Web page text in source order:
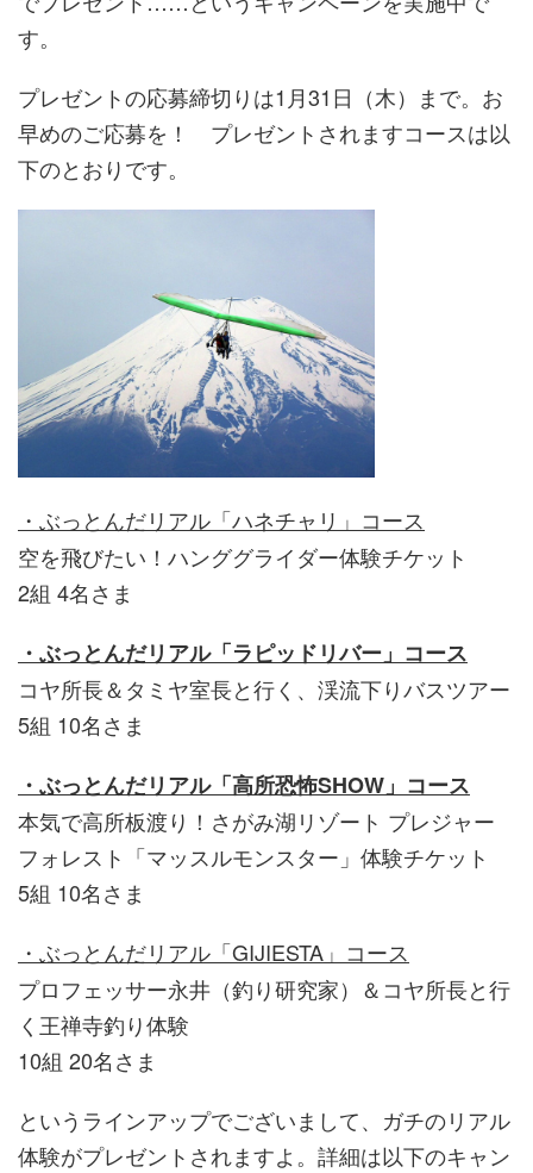
す。
プレゼントの応募締切りは1月31日（木）まで。お
早めのご応募を！ プレゼントされますコースは以
下のとおりです。
・ぶっとんだリアル「ハネチャリ」コース
空を飛びたい！ハンググライダー体験チケット
2組 4名さま
・ぶっとんだリアル「ラピッドリバー」コース
コヤ所長＆タミヤ室長と行く、渓流下りバスツアー
5組 10名さま
・ぶっとんだリアル「高所恐怖SHOW」コース
本気で高所板渡り！さがみ湖リゾート プレジャー
フォレスト「マッスルモンスター」体験チケット
5組 10名さま
・ぶっとんだリアル「GIJIESTA」コース
プロフェッサー永井（釣り研究家）＆コヤ所長と行
く王禅寺釣り体験
10組 20名さま
というラインアップでございまして、ガチのリアル
体験がプレゼントされますよ。詳細は以下のキャン